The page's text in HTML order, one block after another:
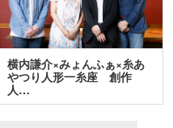
横内謙介×みょんふぁ×糸あ
やつり人形一糸座 創作
人…